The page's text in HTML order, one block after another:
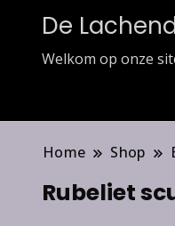
De
Welkom op onze
Home Shop
Rubeliet